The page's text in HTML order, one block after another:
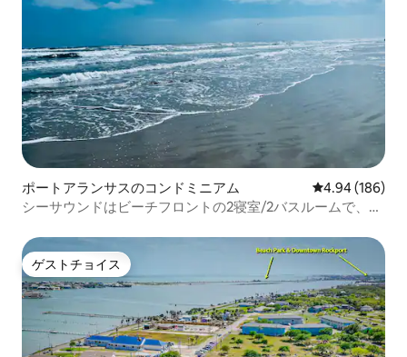
ポートアランサスのコンドミニアム レビュー186
4.94 (186)
シーサウンドはビーチフロントの2寝室/2バスルームで、2
ゲストチョイス
ゲストチョイス